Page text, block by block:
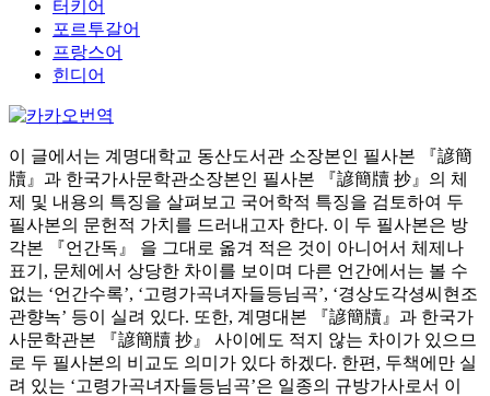
터키어
포르투갈어
프랑스어
힌디어
이 글에서는 계명대학교 동산도서관 소장본인 필사본 『諺簡
牘』과 한국가사문학관소장본인 필사본 『諺簡牘 抄』의 체
제 및 내용의 특징을 살펴보고 국어학적 특징을 검토하여 두
필사본의 문헌적 가치를 드러내고자 한다. 이 두 필사본은 방
각본 『언간독』 을 그대로 옮겨 적은 것이 아니어서 체제나
표기, 문체에서 상당한 차이를 보이며 다른 언간에서는 볼 수
없는 ‘언간수록’, ‘고령가곡녀자들등님곡’, ‘경상도각셩씨현조
관향녹’ 등이 실려 있다. 또한, 계명대본 『諺簡牘』과 한국가
사문학관본 『諺簡牘 抄』 사이에도 적지 않는 차이가 있으므
로 두 필사본의 비교도 의미가 있다 하겠다. 한편, 두책에만 실
려 있는 ‘고령가곡녀자들등님곡’은 일종의 규방가사로서 이